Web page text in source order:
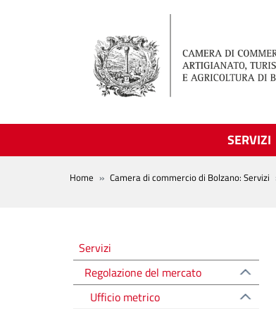
SERVIZI
BREADCRUMB
Home Camera di commercio di Bolzano: Servizi
Regolazione del mercato
Servizi
Regolazione del mercato
Ufficio metrico